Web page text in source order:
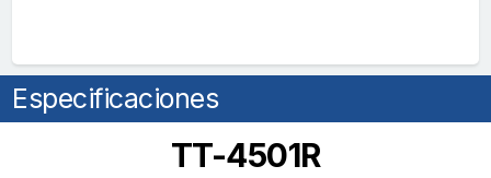
Especificaciones
TT-4501R